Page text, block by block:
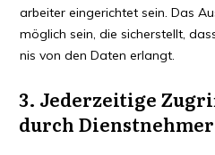
ar­bei­ter ein­ge­rich­tet sein. Das
mög­lich sein, die sicher­stellt,
nis von den Daten erlangt.
3. Jeder­zei­ti­ge
durch Dienstnehmer